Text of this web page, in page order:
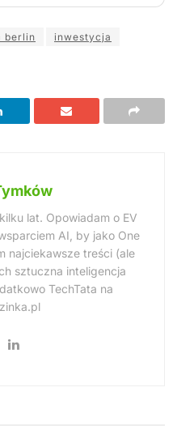
berlin
inwestycja
lat. Opowiadam o EV
AI, by jako One
najciekawsze treści (ale
sztuczna inteligencja
TechTata na